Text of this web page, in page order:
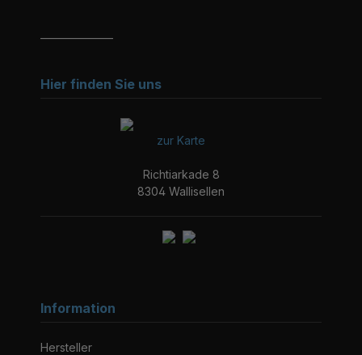
Hier finden Sie uns
zur Karte
Richtiarkade 8
8304 Wallisellen
Information
Hersteller